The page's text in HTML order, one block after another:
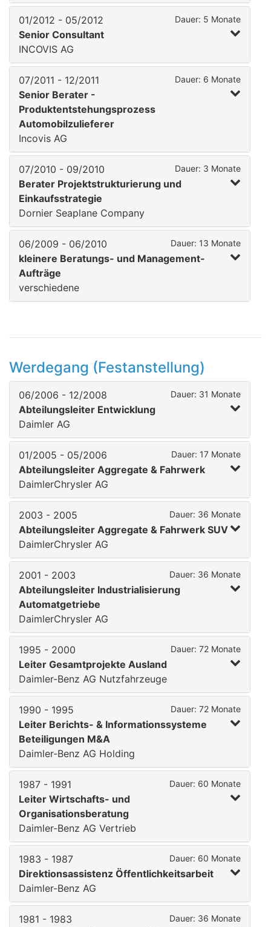
01/2012 - 05/2012 Dauer: 5 Monate
Senior Consultant
INCOVIS AG
07/2011 - 12/2011 Dauer: 6 Monate
Senior Berater -
Produktentstehungsprozess
Automobilzulieferer
Incovis AG
07/2010 - 09/2010 Dauer: 3 Monate
Berater Projektstrukturierung und
Einkaufsstrategie
Dornier Seaplane Company
06/2009 - 06/2010 Dauer: 13 Monate
kleinere Beratungs- und Management-
Aufträge
verschiedene
Werdegang (Festanstellung)
06/2006 - 12/2008 Dauer: 31 Monate
Abteilungsleiter Entwicklung
Daimler AG
01/2005 - 05/2006 Dauer: 17 Monate
Abteilungsleiter Aggregate & Fahrwerk
DaimlerChrysler AG
2003 - 2005 Dauer: 36 Monate
Abteilungsleiter Aggregate & Fahrwerk SUV
DaimlerChrysler AG
2001 - 2003 Dauer: 36 Monate
Abteilungsleiter Industrialisierung
Automatgetriebe
DaimlerChrysler AG
1995 - 2000 Dauer: 72 Monate
Leiter Gesamtprojekte Ausland
Daimler-Benz AG Nutzfahrzeuge
1990 - 1995 Dauer: 72 Monate
Leiter Berichts- & Informationssysteme
Beteiligungen M&A
Daimler-Benz AG Holding
1987 - 1991 Dauer: 60 Monate
Leiter Wirtschafts- und
Organisationsberatung
Daimler-Benz AG Vertrieb
1983 - 1987 Dauer: 60 Monate
Direktionsassistenz Öffentlichkeitsarbeit
Daimler-Benz AG
1981 - 1983 Dauer: 36 Monate